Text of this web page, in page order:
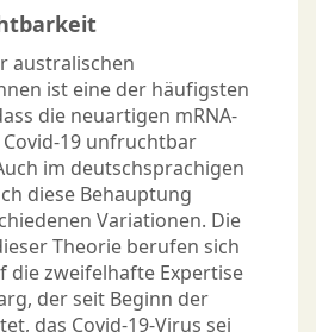
australischen
ist eine der häufigsten
die neuartigen mRNA-
19 unfruchtbar
im deutschsprachigen
diese Behauptung
Variationen. Die
Theorie berufen sich
die zweifelhafte Expertise
der seit Beginn der
das Covid-19-Virus sei